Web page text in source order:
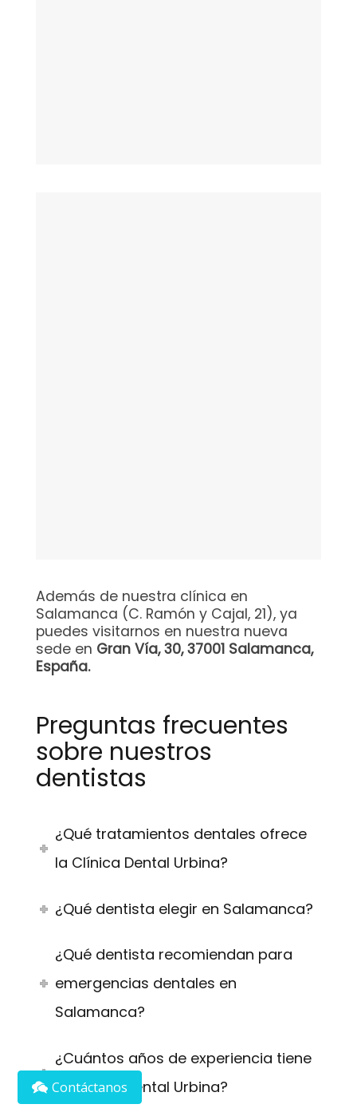
Además de nuestra clínica en
Salamanca (C. Ramón y Cajal, 21), ya
puedes visitarnos en nuestra nueva
sede en Gran Vía, 30, 37001 Salamanca,
España.
Preguntas frecuentes
sobre nuestros
dentistas
¿Qué tratamientos dentales ofrece
la Clínica Dental Urbina?
¿Qué dentista elegir en Salamanca?
¿Qué dentista recomiendan para
emergencias dentales en
Salamanca?
¿Cuántos años de experiencia tiene
la Clínica Dental Urbina?
Contáctanos